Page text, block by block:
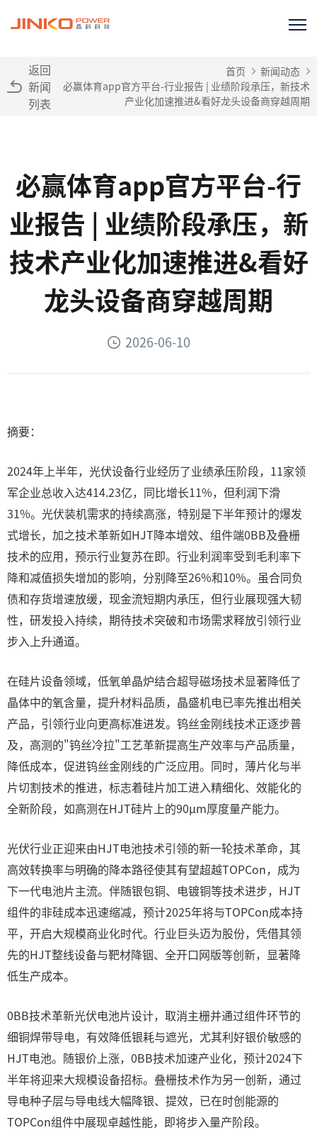
返回
新闻
列表
首页
新闻动态
必赢体育app官方平台-行业报告 | 业绩阶段承压，新技术
产业化加速推进&看好龙头设备商穿越周期
必赢体育app官方平台-行
业报告 | 业绩阶段承压，新
技术产业化加速推进&看好
龙头设备商穿越周期
2026-06-10
摘要：
2024年上半年，光伏设备行业经历了业绩承压阶段，11家领
军企业总收入达414.23亿，同比增长11%，但利润下滑
31%。光伏装机需求的持续高涨，特别是下半年预计的爆发
式增长，加之技术革新如HJT降本增效、组件端0BB及叠栅
技术的应用，预示行业复苏在即。行业利润率受到毛利率下
降和减值损失增加的影响，分别降至26%和10%。虽合同负
债和存货增速放缓，现金流短期内承压，但行业展现强大韧
性，研发投入持续，期待技术突破和市场需求释放引领行业
步入上升通道。
在硅片设备领域，低氧单晶炉结合超导磁场技术显著降低了
晶体中的氧含量，提升材料品质，晶盛机电已率先推出相关
产品，引领行业向更高标准进发。钨丝金刚线技术正逐步普
及，高测的"钨丝冷拉"工艺革新提高生产效率与产品质量，
降低成本，促进钨丝金刚线的广泛应用。同时，薄片化与半
片切割技术的推进，标志着硅片加工进入精细化、效能化的
全新阶段，如高测在HJT硅片上的90μm厚度量产能力。
光伏行业正迎来由HJT电池技术引领的新一轮技术革命，其
高效转换率与明确的降本路径使其有望超越TOPCon，成为
下一代电池片主流。伴随银包铜、电镀铜等技术进步，HJT
组件的非硅成本迅速缩减，预计2025年将与TOPCon成本持
平，开启大规模商业化时代。行业巨头迈为股份，凭借其领
先的HJT整线设备与靶材降铟、全开口网版等创新，显著降
低生产成本。
0BB技术革新光伏电池片设计，取消主栅并通过组件环节的
细铜焊带导电，有效降低银耗与遮光，尤其利好银价敏感的
HJT电池。随银价上涨，0BB技术加速产业化，预计2024下
半年将迎来大规模设备招标。叠栅技术作为另一创新，通过
导电种子层与导电线大幅降银、提效，已在时创能源的
TOPCon组件中展现卓越性能，即将步入量产阶段。